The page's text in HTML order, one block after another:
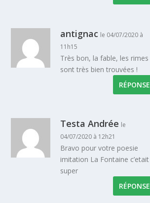
antignac le 04/07/2020 à
11h15
Très bon, la fable, les rimes
sont très bien trouvées !
RÉPONSE
Testa Andrée le
04/07/2020 à 12h21
Bravo pour votre poesie
imitation La Fontaine c’etait
super
RÉPONSE